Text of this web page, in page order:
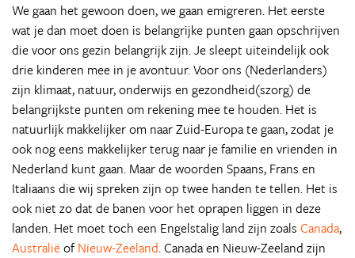
We gaan het gewoon doen, we gaan emigreren. Het eerste
wat je dan moet doen is belangrijke punten gaan opschrijven
die voor ons gezin belangrijk zijn. Je sleept uiteindelijk ook
drie kinderen mee in je avontuur. Voor ons (Nederlanders)
zijn klimaat, natuur, onderwijs en gezondheid(szorg) de
belangrijkste punten om rekening mee te houden. Het is
natuurlijk makkelijker om naar Zuid-Europa te gaan, zodat je
ook nog eens makkelijker terug naar je familie en vrienden in
Nederland kunt gaan. Maar de woorden Spaans, Frans en
Italiaans die wij spreken zijn op twee handen te tellen. Het is
ook niet zo dat de banen voor het oprapen liggen in deze
landen. Het moet toch een Engelstalig land zijn zoals Canada,
AustraliëofNieuw-Zeeland. Canada en Nieuw-Zeeland zijn